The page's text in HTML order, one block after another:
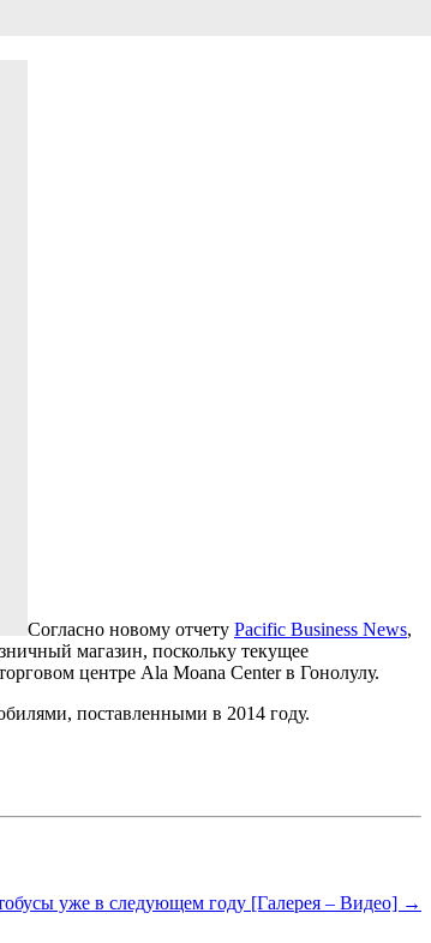
Согласно новому отчету Pacific Business News,
магазин, поскольку текущее
центре Ala Moana Center в Гонолулу.
поставленными в 2014 году.
уже в следующем году [Галерея – Видео] →